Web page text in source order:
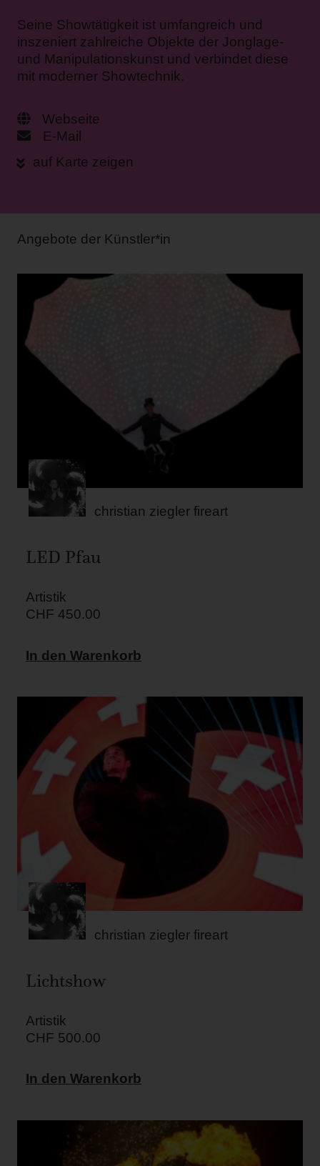
Seine Showtätigkeit ist umfangreich und
inszeniert zahlreiche Objekte der Jonglage-
und Manipulationskunst und verbindet diese
mit moderner Showtechnik.
Webseite
E-Mail
auf Karte zeigen
Angebote der Künstler*in
christian ziegler fireart
LED Pfau
Artistik
CHF 450.00
In den Warenkorb
christian ziegler fireart
Lichtshow
Artistik
CHF 500.00
In den Warenkorb